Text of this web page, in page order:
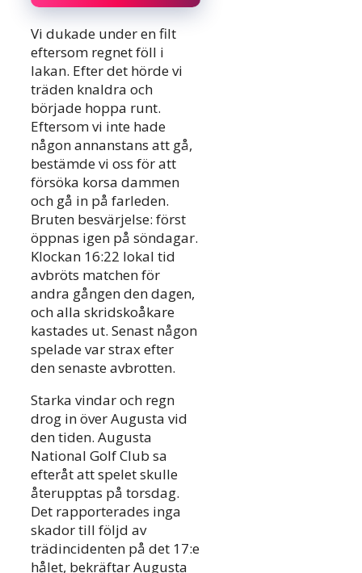
Vi dukade under en filt
eftersom regnet föll i
lakan. Efter det hörde vi
träden knaldra och
började hoppa runt.
Eftersom vi inte hade
någon annanstans att gå,
bestämde vi oss för att
försöka korsa dammen
och gå in på farleden.
Bruten besvärjelse: först
öppnas igen på söndagar.
Klockan 16:22 lokal tid
avbröts matchen för
andra gången den dagen,
och alla skridskoåkare
kastades ut. Senast någon
spelade var strax efter
den senaste avbrotten.
Starka vindar och regn
drog in över Augusta vid
den tiden. Augusta
National Golf Club sa
efteråt att spelet skulle
återupptas på torsdag.
Det rapporterades inga
skador till följd av
trädincidenten på det 17:e
hålet, bekräftar Augusta